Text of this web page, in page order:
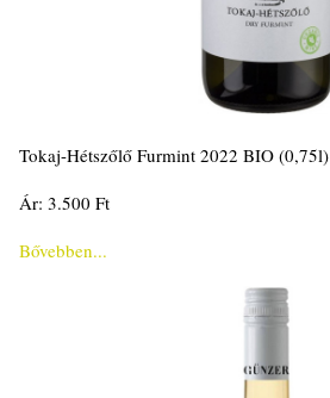
Tokaj-Hétszőlő Furmint 2022 BIO (0,75l)
Ár: 3.500 Ft
Bővebben...